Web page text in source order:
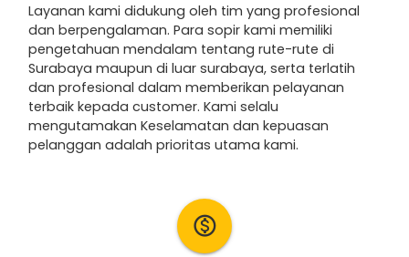
Layanan kami didukung oleh tim yang profesional
dan berpengalaman. Para sopir kami memiliki
pengetahuan mendalam tentang rute-rute di
Surabaya maupun di luar surabaya, serta terlatih
dan profesional dalam memberikan pelayanan
terbaik kepada customer. Kami selalu
mengutamakan Keselamatan dan kepuasan
pelanggan adalah prioritas utama kami.
monetization_on